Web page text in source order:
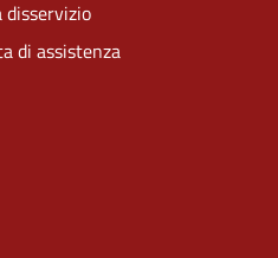
disservizio
di assistenza